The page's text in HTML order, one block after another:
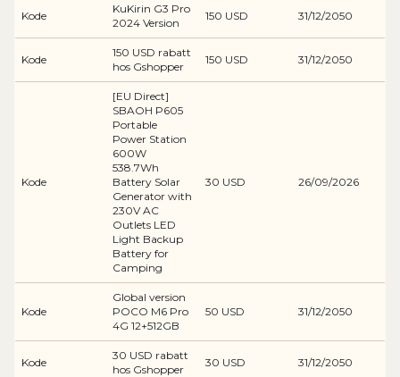
Kode
KuKirin G3 Pro
2024 Version
150 USD 31/12/2050
Kode
150 USD rabatt
hos Gshopper
150 USD 31/12/2050
Kode
[EU Direct]
SBAOH P605
Portable
Power Station
600W
538.7Wh
Battery Solar
Generator with
230V AC
Outlets LED
Light Backup
Battery for
Camping
30 USD 26/09/2026
Kode
Global version
POCO M6 Pro
4G 12+512GB
50 USD 31/12/2050
Kode
30 USD rabatt
hos Gshopper
30 USD 31/12/2050